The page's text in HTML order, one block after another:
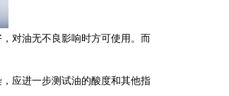
对油无不良影响时方可使用。而
应进一步测试油的酸度和其他指